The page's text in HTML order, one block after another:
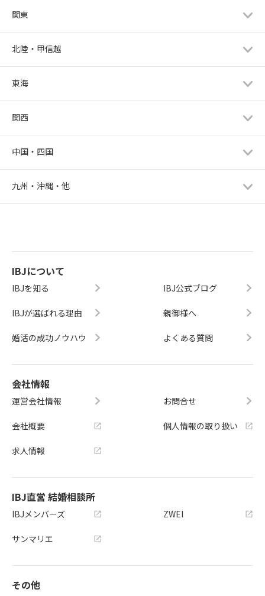
関東
北陸・甲信越
東海
関西
中国・四国
九州・沖縄・他
IBJについて
IBJを知る
IBJが選ばれる理由
婚活の成功ノウハウ
IBJ公式ブログ
親御様へ
よくある質問
会社情報
運営会社情報
会社概要
求人情報
お問合せ
個人情報の取り扱い
IBJ直営 結婚相談所
IBJメンバーズ
サンマリエ
ZWEI
その他